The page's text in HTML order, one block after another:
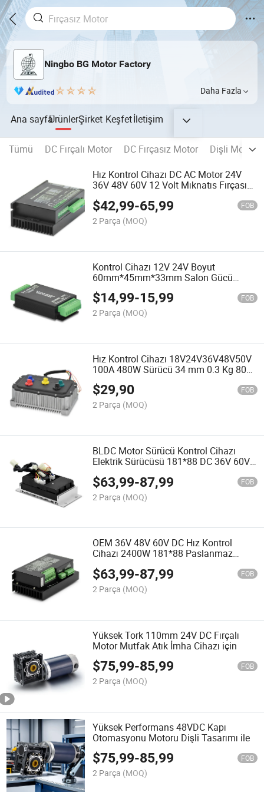
Ningbo BG Motor Factory
Daha Fazla
Ana sayfaÜrünlerŞirket Keşfetİletişim
Tümü DC Fırçalı Motor DC Fırçasız Motor
Dişli Motor
Hız Kontrol Cihazı DC AC Motor 24V
36V 48V 60V 12 Volt Mıknatıs Fırçasız
Elektrik
$42,99-65,99 FOB
2 Parça (MOQ)
Kontrol Cihazı 12V 24V Boyut
60mm*45mm*33mm Salon Gücü
Salon Sinyali Anomalisi DC Fırçasız
Motor Sürücüsü ile Fren
$14,99-15,99 FOB
2 Parça (MOQ)
Hız Kontrol Cihazı 18V24V36V48V50V
100A 480W Sürücü 34 mm 0.3 Kg 80%
BLDC Fırçasız Motor Sürücüsü
$29,90 FOB
2 Parça (MOQ)
BLDC Motor Sürücü Kontrol Cihazı
Elektrik Sürücüsü 181*88 DC 36V 60V
$63,99-87,99 FOB
2 Parça (MOQ)
OEM 36V 48V 60V DC Hız Kontrol
Cihazı 2400W 181*88 Paslanmaz
Kablosuz Vida Gücü Fırçasız Motor
Sürücüsü
$63,99-87,99 FOB
2 Parça (MOQ)
Yüksek Tork 110mm 24V DC Fırçalı
Motor Mutfak Atık İmha Cihazı için
$75,99-85,99 FOB
2 Parça (MOQ)
Yüksek Performans 48VDC Kapı
Otomasyonu Motoru Dişli Tasarımı ile
$75,99-85,99 FOB
2 Parça (MOQ)